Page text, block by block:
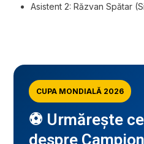
Asistent 2: Răzvan Spătar
CUPA MONDIALĂ 2026
⚽ Urmărește
despre